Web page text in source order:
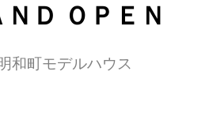
ＮＤ ＯＰＥＮ
和町モデルハウス